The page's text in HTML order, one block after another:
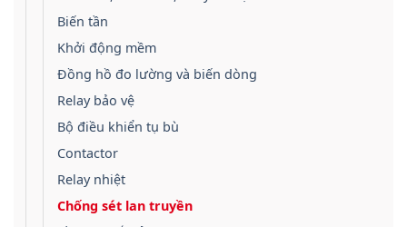
Biến tần
Khởi động mềm
Đồng hồ đo lường và biến dòng
Relay bảo vệ
Bộ điều khiển tụ bù
Contactor
Relay nhiệt
Chống sét lan truyền